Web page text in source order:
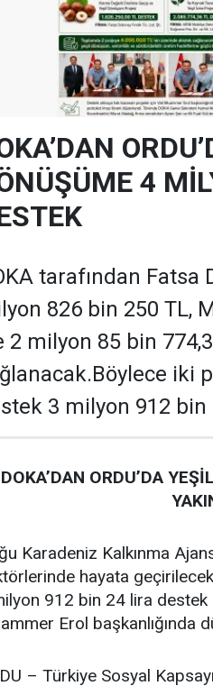
4
tarafından Fatsa
826 bin 250 TL,
2 milyon 85 bin
iki
3 milyon 912 bin
DOKA’DAN ORDU’DA
Karadeniz Kalkınma
hayata
912 bin 24 lira
Erol başkanlığında
– Türkiye Sosyal